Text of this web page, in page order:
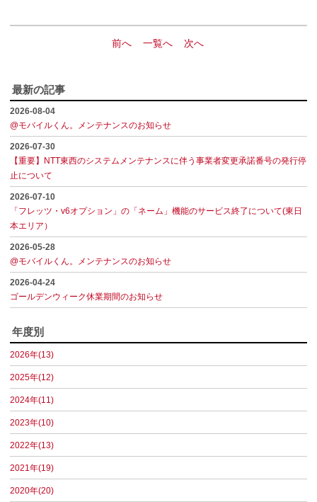
前へ 一覧へ 次へ
最新の記事
2026-08-04
@モバイルくん。メンテナンスのお知らせ
2026-07-30
【重要】NTT東西のシステムメンテナンスに伴う事業者変更承諾番号の発行停
止について
2026-07-10
「フレッツ・v6オプション」の「ネーム」機能のサービス終了について(東日
本エリア）
2026-05-28
@モバイルくん。メンテナンスのお知らせ
2026-04-24
ゴールデンウィーク休業期間のお知らせ
年度別
2026年(13)
2025年(12)
2024年(11)
2023年(10)
2022年(13)
2021年(19)
2020年(20)